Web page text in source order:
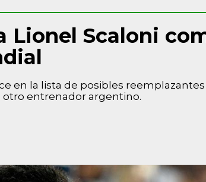
Lionel Scaloni
en la lista de posibles reemplazantes
entrenador argentino.